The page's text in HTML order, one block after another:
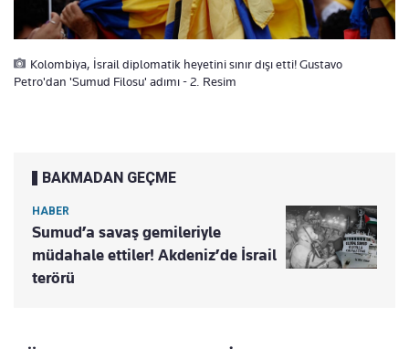
Kolombiya, İsrail diplomatik heyetini sınır dışı etti! Gustavo
Petro'dan 'Sumud Filosu' adımı - 2. Resim
BAKMADAN GEÇME
HABER
Sumud’a savaş gemileriyle
müdahale ettiler! Akdeniz’de İsrail
terörü